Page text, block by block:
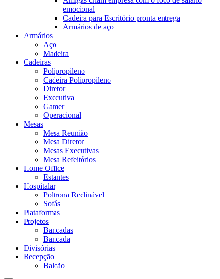
emocional
Cadeira para Escritório pronta entrega
Armários de aço
Armários
Aço
Madeira
Cadeiras
Polipropileno
Cadeira Polipropileno
Diretor
Executiva
Gamer
Operacional
Mesas
Mesa Reunião
Mesa Diretor
Mesas Executivas
Mesa Refeitórios
Home Office
Estantes
Hospitalar
Poltrona Reclinável
Sofás
Plataformas
Projetos
Bancadas
Bancada
Divisórias
Recepção
Balcão